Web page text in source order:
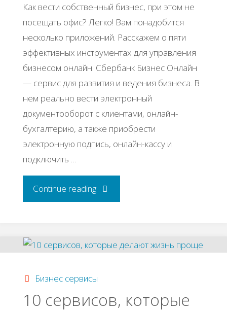
который
работает"
Как вести собственный бизнес, при этом не
посещать офис? Легко! Вам понадобится
несколько приложений. Расскажем о пяти
эффективных инструментах для управления
бизнесом онлайн. Сбербанк Бизнес Онлайн
— сервис для развития и ведения бизнеса. В
нем реально вести электронный
документооборот с клиентами, онлайн-
бухгалтерию, а также приобрести
электронную подпись, онлайн-кассу и
подключить …
Continue reading"ТОП-5
Бизнес сервисы
10 сервисов, которые